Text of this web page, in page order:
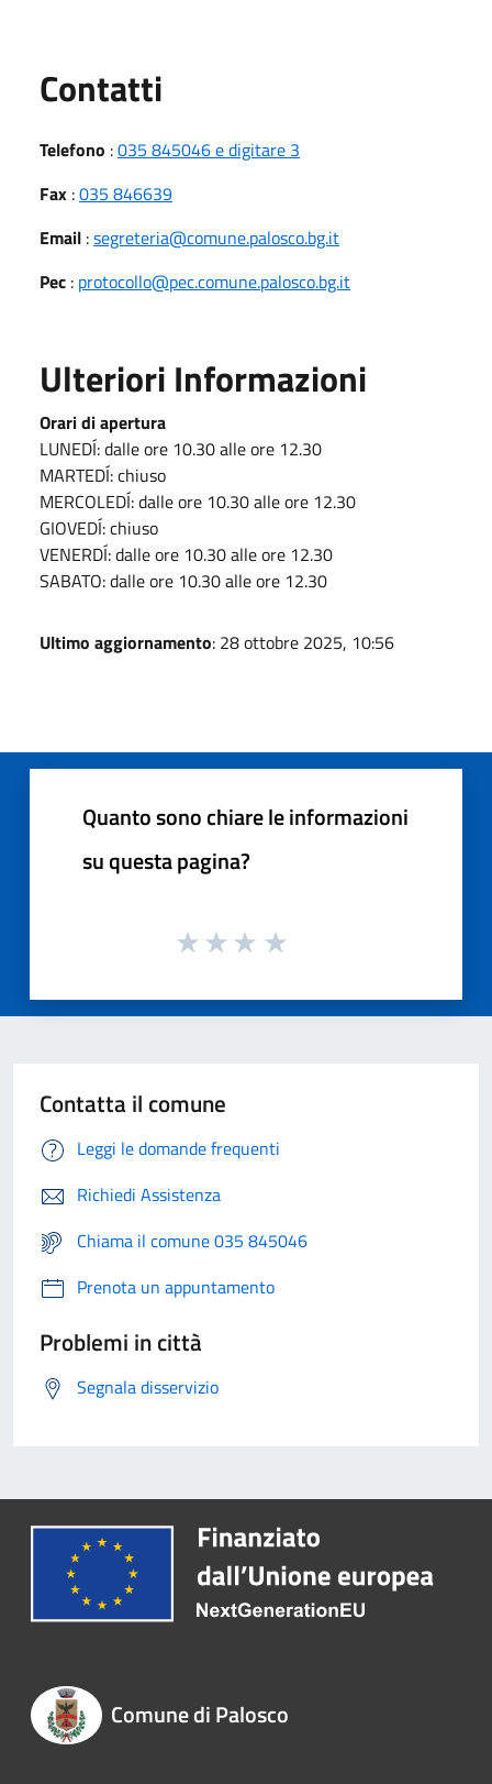
Contatti
Telefono :035 845046 e digitare 3
Fax :035 846639
Email :segreteria@comune.palosco.bg.it
Pec : protocollo@pec.comune.palosco.bg.it
Ulteriori Informazioni
Orari di apertura
LUNEDÍ: dalle ore 10.30 alle ore 12.30
MARTEDÍ: chiuso
MERCOLEDÍ: dalle ore 10.30 alle ore 12.30
GIOVEDÍ: chiuso
VENERDÍ: dalle ore 10.30 alle ore 12.30
SABATO: dalle ore 10.30 alle ore 12.30
Ultimo aggiornamento: 28 ottobre 2025, 10:56
Quanto sono chiare le informazioni
su questa pagina?
Contatta il comune
Leggi le domande frequenti
Richiedi Assistenza
Chiama il comune 035 845046
Prenota un appuntamento
Problemi in città
Segnala disservizio
Comune di Palosco